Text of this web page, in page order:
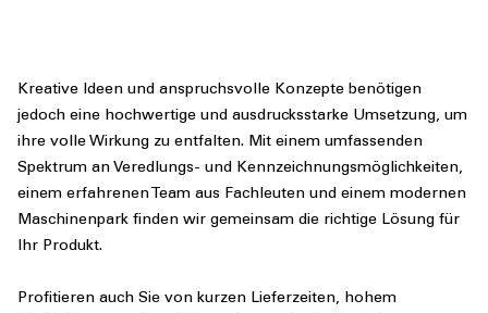
Kreative Ideen und anspruchsvolle Konzepte benötigen
jedoch eine hochwertige und ausdrucksstarke Umsetzung, um
ihre volle Wirkung zu entfalten. Mit einem umfassenden
Spektrum an Veredlungs- und Kennzeichnungsmöglichkeiten,
einem erfahrenen Team aus Fachleuten und einem modernen
Maschinenpark finden wir gemeinsam die richtige Lösung für
Ihr Produkt.
Profitieren auch Sie von kurzen Lieferzeiten, hohem